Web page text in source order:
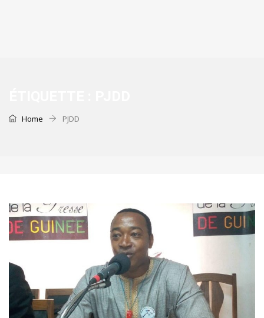
Home PJDD